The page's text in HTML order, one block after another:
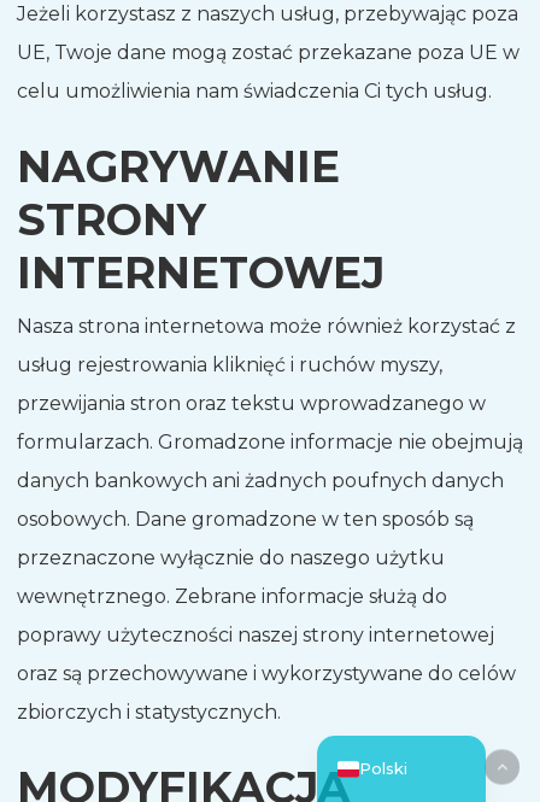
Jeżeli korzystasz z naszych usług, przebywając poza
UE, Twoje dane mogą zostać przekazane poza UE w
celu umożliwienia nam świadczenia Ci tych usług.
NAGRYWANIE
STRONY
INTERNETOWEJ
Nasza strona internetowa może również korzystać z
usług rejestrowania kliknięć i ruchów myszy,
przewijania stron oraz tekstu wprowadzanego w
formularzach. Gromadzone informacje nie obejmują
danych bankowych ani żadnych poufnych danych
osobowych. Dane gromadzone w ten sposób są
przeznaczone wyłącznie do naszego użytku
wewnętrznego. Zebrane informacje służą do
poprawy użyteczności naszej strony internetowej
oraz są przechowywane i wykorzystywane do celów
zbiorczych i statystycznych.
MODYFIKACJA Polski
Français
简体中文
Español
Italiano
Português
العربية
Русский
हिन्दी
日本語
한국어